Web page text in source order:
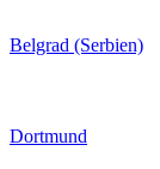
Belgrad (Serbien)
Dortmund